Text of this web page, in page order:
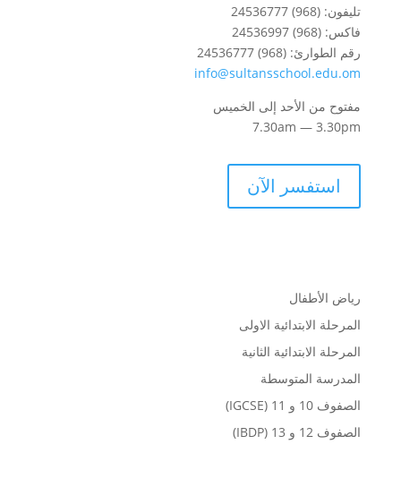
تليفون: (968) 24536777
فاكس: (968) 24536997
رقم الطوارئ: (968) 24536777
info@sultansschool.edu.om
مفتوح من الأحد إلى الخميس
7.30am — 3.30pm
استفسر الآن
رياض الأطفال
المرحلة الابتدائية الاولى
المرحلة الابتدائية الثانية
المدرسة المتوسطة
الصفوف 10 و 11 (IGCSE)
الصفوف 12 و 13 (IBDP)